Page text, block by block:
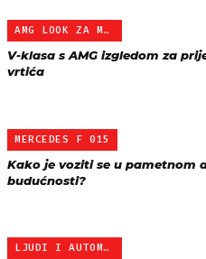
AMG LOOK ZA MERCEDES V K…
V-klasa s AMG izgledom za
vrtića
MERCEDES F 015
Kako je voziti se u pametnom
budućnosti?
LJUDI I AUTOMOBILI